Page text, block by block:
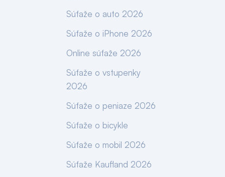
Súťaže o auto 2026
Súťaže o iPhone 2026
Online súťaže 2026
Súťaže o vstupenky
2026
Súťaže o peniaze 2026
Súťaže o bicykle
Súťaže o mobil 2026
Súťaže Kaufland 2026